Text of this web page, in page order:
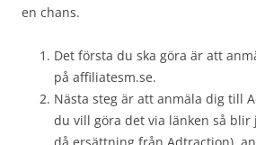
en chans.
Det första du ska göra är att
på affiliatesm.se.
Nästa steg är att anmäla dig till
du vill göra det via länken så blir